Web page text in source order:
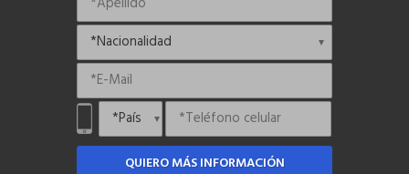
QUIERO MÁS INFORMACIÓN